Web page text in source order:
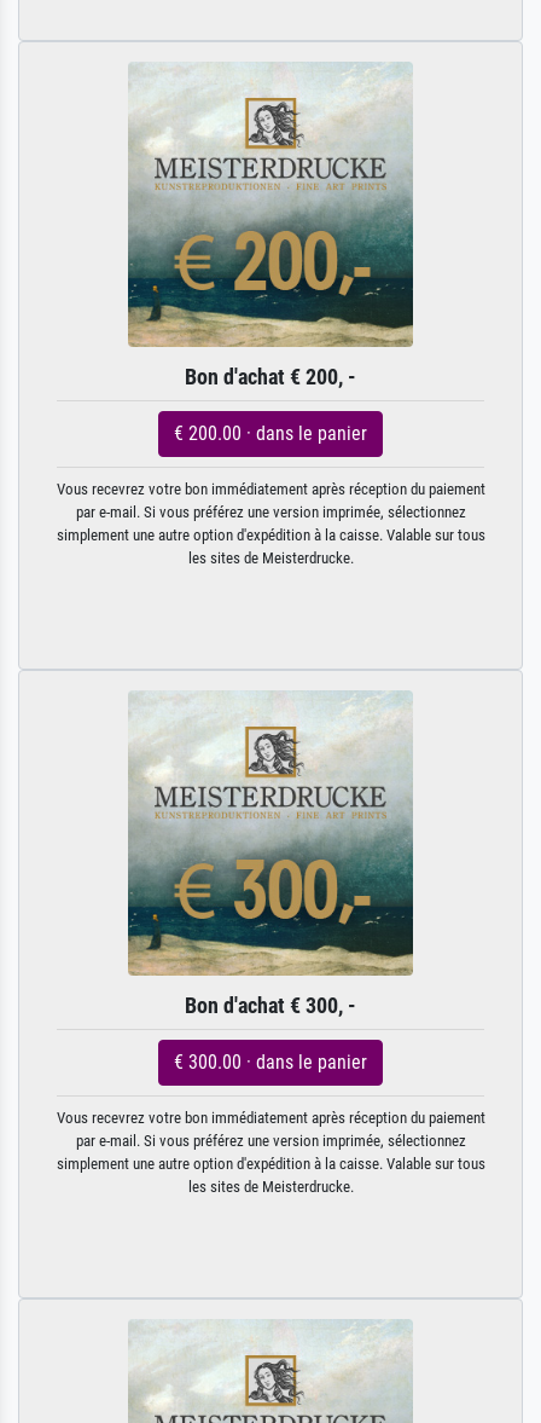
Bon d'achat € 200, -
€ 200.00 · dans le panier
Vous recevrez votre bon immédiatement après réception du paiement
par e-mail. Si vous préférez une version imprimée, sélectionnez
simplement une autre option d'expédition à la caisse. Valable sur tous
les sites de Meisterdrucke.
Bon d'achat € 300, -
€ 300.00 · dans le panier
Vous recevrez votre bon immédiatement après réception du paiement
par e-mail. Si vous préférez une version imprimée, sélectionnez
simplement une autre option d'expédition à la caisse. Valable sur tous
les sites de Meisterdrucke.